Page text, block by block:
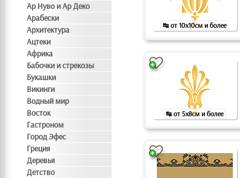
Ар Нуво и Ар Деко
Арабески
Архитектура
Ацтеки
Африка
Бабочки и стрекозы
Букашки
Викинги
Водный мир
Восток
Гастроном
Город Эфес
Греция
Деревья
Детство
↹ от 10x10см и более
↹ от 5x8см и более